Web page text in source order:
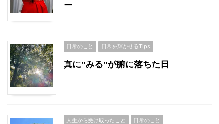
ー
日常のこと 日常を輝かせるTips
真に”みる”が腑に落ちた日
人生から受け取ったこと
日常のこと